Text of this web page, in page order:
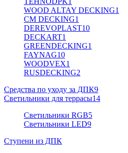
WOOD ALTAY DECKING1
CM DECKING1
DEREVOPLAST10
DECKART1
GREENDECKING1
FAYNAG10
WOODVEX1
RUSDECKING2
Средства по уходу за ДПК9
Светильники для террасы14
Светильники RGB5
Светильники LED9
Ступени из ДПК